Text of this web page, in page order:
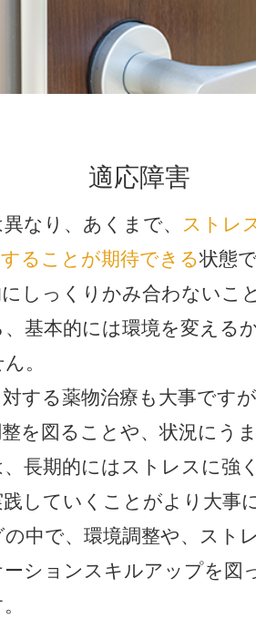
適応障害
なり、あくまで、 ストレ
ることが期待できる状態
しっくりかみ合わないこ
基本的には環境を変える
。
する薬物治療も大事です
を図ることや、状況にう
長期的にはストレスに強
していくことがより大事
中で、環境調整や、スト
ションスキルアップを図